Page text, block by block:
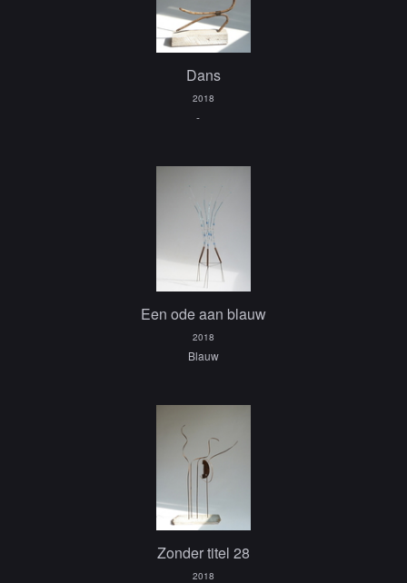
Dans
2018
-
Een ode aan blauw
2018
Blauw
Zonder titel 28
2018